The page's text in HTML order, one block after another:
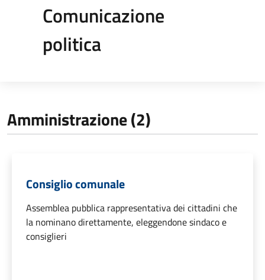
Comunicazione
politica
Amministrazione (2)
Consiglio comunale
Assemblea pubblica rappresentativa dei cittadini che
la nominano direttamente, eleggendone sindaco e
consiglieri